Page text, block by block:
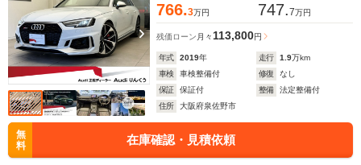
766.3万円 747.7万円
残価ローン 月々 113,800円
年式 2019年 走行 1.9万km
車検
車検整備付 修復
なし
保証
保証付 整備
法定整備付
住所
大阪府泉佐野市
無
料
在庫確認・見積依頼